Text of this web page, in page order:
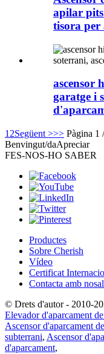
apilar pits
tisora ​​per
ascensor
garatge i
1 2Següent >>> Pàgina 1
Benvingut/daApreciar
FES-NOS-HO SABER
Productes
Sobre Cherish
Vídeo
Certificat
Contacta amb
© Drets d'autor - 2010-
Elevador d'aparcament
Ascensor d'aparcament
subterrani, Ascensor
d'aparcament,